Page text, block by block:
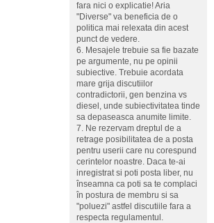
fara nici o explicatie! Aria
"Diverse" va beneficia de o
politica mai relexata din acest
punct de vedere.
6. Mesajele trebuie sa fie bazate
pe argumente, nu pe opinii
subiective. Trebuie acordata
mare grija discutiilor
contradictorii, gen benzina vs
diesel, unde subiectivitatea tinde
sa depaseasca anumite limite.
7. Ne rezervam dreptul de a
retrage posibilitatea de a posta
pentru userii care nu corespund
cerintelor noastre. Daca te-ai
inregistrat si poti posta liber, nu
înseamna ca poti sa te complaci
în postura de membru si sa
"poluezi" astfel discutiile fara a
respecta regulamentul.